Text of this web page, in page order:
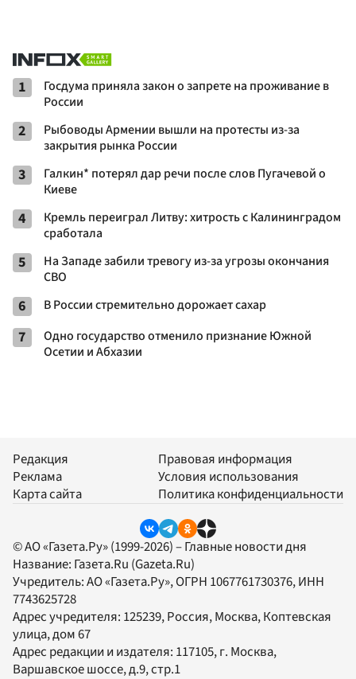
1
Госдума приняла закон о запрете на проживание в
России
2
Рыбоводы Армении вышли на протесты из-за
закрытия рынка России
3
Галкин* потерял дар речи после слов Пугачевой о
Киеве
4
Кремль переиграл Литву: хитрость с Калининградом
сработала
5
На Западе забили тревогу из-за угрозы окончания
СВО
6 В России стремительно дорожает сахар
7
Одно государство отменило признание Южной
Осетии и Абхазии
Редакция
Реклама
Карта сайта
Правовая информация
Условия использования
Политика конфиденциальности
© АО «Газета.Ру» (1999-2026) – Главные новости дня
Название: Газета.Ru (Gazeta.Ru)
Учредитель:АО «Газета.Ру», ОГРН 1067761730376, ИНН
7743625728
Адрес учредителя: 125239, Россия, Москва, Коптевская
улица, дом 67
Адрес редакции и издателя: 117105, г. Москва,
Варшавское шоссе, д.9, стр.1